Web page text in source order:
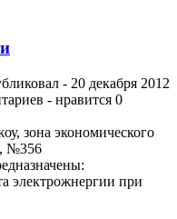
- 20 декабря 2012
- нравится 0
зона экономического
№356
электрожнергии при